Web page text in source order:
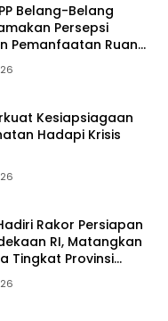
Belang-Belang
Persepsi
Pemanfaatan Ruang
Kesiapsiagaan
Hadapi Krisis
Rakor Persiapan
RI, Matangkan
Tingkat Provinsi